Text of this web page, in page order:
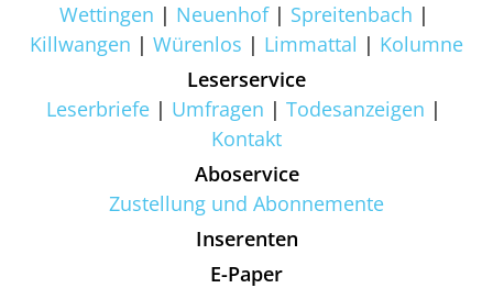
Wettingen
Neuenhof
Spreitenbach
Killwangen
Würenlos Limmattal
Kolumne
Leserservice
Leserbriefe
Umfragen
Todesanzeigen
Kontakt
Aboservice
Zustellung und Abonnemente
Inserenten
E-Paper